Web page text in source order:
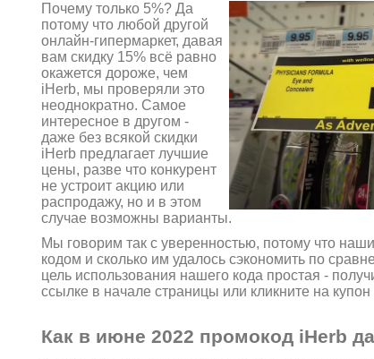
Почему только 5%? Да
потому что любой другой
онлайн-гипермаркет, давая
вам скидку 15% всё равно
окажется дороже, чем
iHerb, мы проверяли это
неоднократно. Самое
интересное в другом -
даже без всякой скидки
iHerb предлагает лучшие
цены, разве что конкурент
не устроит акцию или
распродажу, но и в этом
случае возможны варианты.
Мы говорим так с уверенностью, потому что
кодом и сколько им удалось сэкономить по
цель использования нашего кода простая -
ссылке в начале страницы или кликните на купон
Как в июне 2022 промокод iHerb